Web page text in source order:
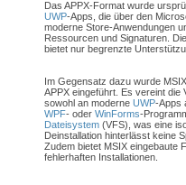
Das APPX-Format wurde
UWP-Apps, die über den
moderne Store-Anwendungen
Ressourcen und Signaturen.
bietet nur begrenzte
Im Gegensatz dazu wurde
APPX eingeführt. Es vereint die
sowohl an moderne UWP-Apps
WPF- oder WinForms-
Dateisystem(VFS), was eine
Deinstallation hinterlässt keine
Zudem bietet MSIX eingebaute
fehlerhaften Installationen.